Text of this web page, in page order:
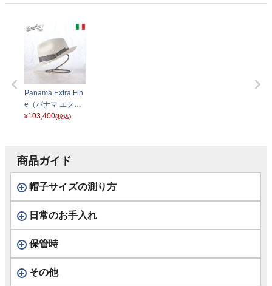
Panama Extra Fin
e（パナマ エクス
トラファイン） 14
¥103,400(税込)
商品ガイド
帽子サイズの測り方
日常のお手入れ
保管時
その他